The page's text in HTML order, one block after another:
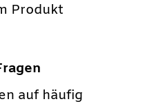
Produkt
auf häufig